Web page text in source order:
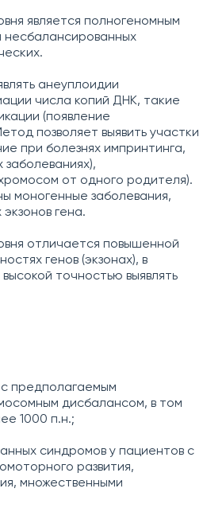
является полногеномным
анеуплоидии
числа копий ДНК, такие
(появление
позволяет выявить участки
при болезнях импринтинга,
от одного родителя).
моногенные заболевания,
гена.
отличается повышенной
генов (экзонах), в
точностью выявлять
предполагаемым
дисбалансом, в том
1000 п.н.;
синдромов у пациентов с
развития,
множественными